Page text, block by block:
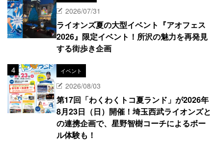
2026/07/31
ライオンズ夏の大型イベント『アオフェス
2026』限定イベント！所沢の魅力を再発見
する街歩き企画
イベント
2026/08/03
第17回「わくわくトコ夏ランド」が2026年
8月23日（日）開催！埼玉西武ライオンズと
の連携企画で、星野智樹コーチによるボー
ル体験も！